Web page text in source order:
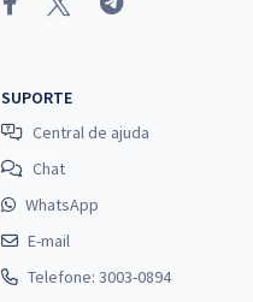
SUPORTE
Central de ajuda
Chat
WhatsApp
E-mail
Telefone: 3003-0894